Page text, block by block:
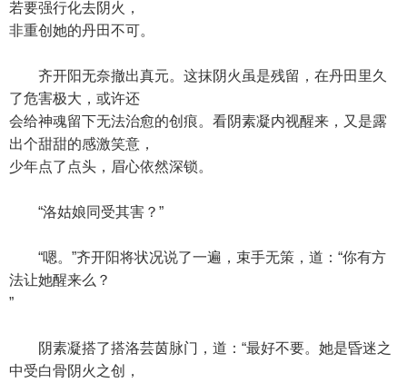
若要强行化去阴火，
非重创她的丹田不可。
齐开阳无奈撤出真元。这抹阴火虽是残留，在丹田里久
了危害极大，或许还
会给神魂留下无法治愈的创痕。看阴素凝内视醒来，又是露
出个甜甜的感激笑意，
少年点了点头，眉心依然深锁。
“洛姑娘同受其害？”
“嗯。”齐开阳将状况说了一遍，束手无策，道：“你有方
法让她醒来么？
”
阴素凝搭了搭洛芸茵脉门，道：“最好不要。她是昏迷之
中受白骨阴火之创，